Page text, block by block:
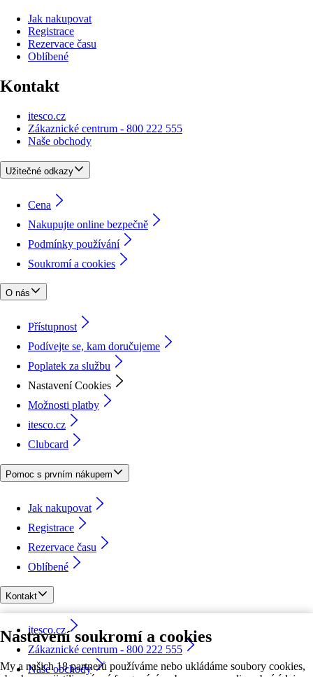
Nastavení soukromí a cookies
My a našich 18 partnerů používáme nebo ukládáme soubory cookies,
Jak nakupovat
Registrace
Rezervace času
Oblíbené
Kontakt
itesco.cz
Zákaznické centrum - 800 222 555
Naše obchody
Užitečné odkazy
Cena
Nakupujte online bezpečně
Podmínky používání
Soukromí a cookies
O nás
Přístupnost
Podívejte se, kam doručujeme
Poplatek za službu
Nastavení Cookies
Možnosti platby
itesco.cz
Clubcard
Pomoc s prvním nákupem
Jak nakupovat
Registrace
Rezervace času
Oblíbené
Kontakt
itesco.cz
Zákaznické centrum - 800 222 555
Naše obchody